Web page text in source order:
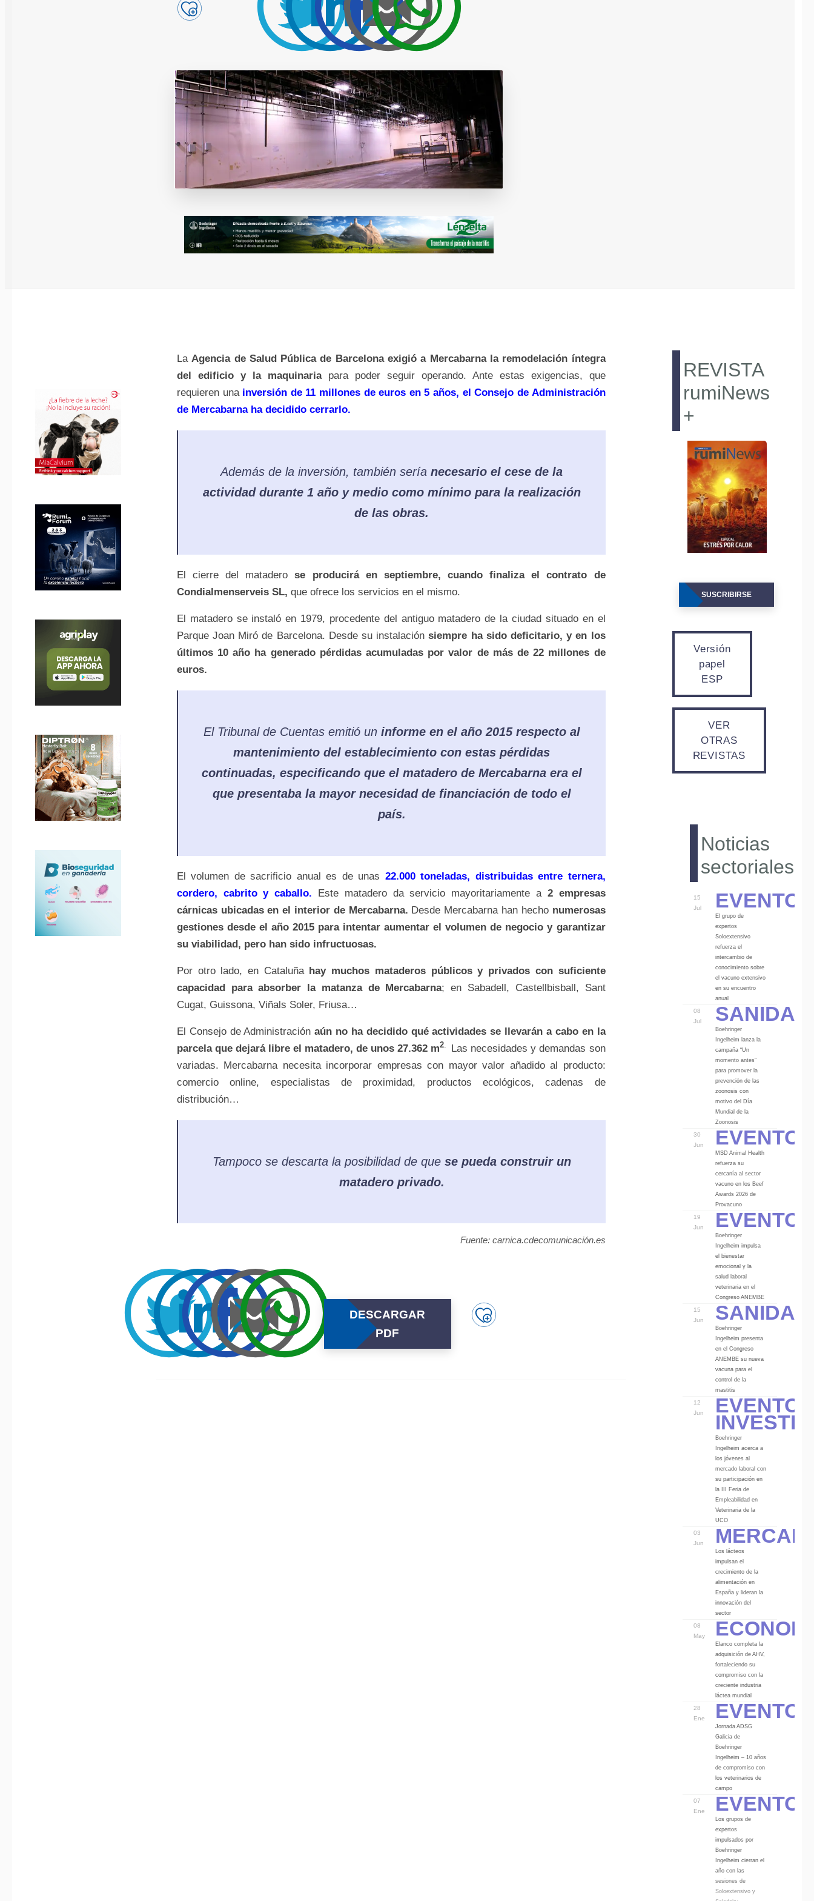
Reproducción y
Sostenibilidad
Equipos
Bioseguridad
Manejo y Bienestar
Patología
Publicidad y
Contactar
Contactar con
rumiNews
LaAgencia de Salud Pública de Barcelona exigió a Mercabarna la remodelación íntegra
del edificio y la maquinariapara poder seguir operando. Ante estas exigencias, que
requieren una inversión de 11 millones de euros en 5 años, el Consejo de Administración
de Mercabarna ha decidido cerrarlo.
Además de la inversión, también sería necesario el cese de la
actividad durante 1 año y medio como mínimo para la realización
de las obras.
El cierre del mataderose producirá en septiembre, cuando finaliza el contrato de
Condialmenserveis SL, que ofrece los servicios en el mismo.
El matadero se instaló en 1979, procedente del antiguo matadero de la ciudad situado en el
Parque Joan Miró de Barcelona. Desde su instalación siempre ha sido deficitario, y en los
últimos 10 año ha generado pérdidas acumuladas por valor de más de 22 millones de
euros.
El Tribunal de Cuentas emitió uninforme en el año 2015 respecto al
mantenimiento del establecimiento con estas pérdidas
continuadas, especificando que el matadero de Mercabarna era el
que presentaba la mayor necesidad de financiación de todo el
país.
El volumen de sacrificio anual es de unas 22.000 toneladas, distribuidas entre ternera,
cordero, cabrito y caballo. Este matadero da servicio mayoritariamente a 2 empresas
cárnicas ubicadas en el interior de Mercabarna. Desde Mercabarna han hecho numerosas
gestiones desde el año 2015 para intentar aumentar el volumen de negocio y garantizar
su viabilidad, pero han sido infructuosas.
Por otro lado, en Cataluña hay muchos mataderos públicos y privados con suficiente
capacidad para absorber la matanza de Mercabarna; en Sabadell, Castellbisball, Sant
Cugat, Guissona, Viñals Soler, Friusa…
El Consejo de Administraciónaún no ha decidido qué actividades se llevarán a cabo en la
parcela que dejará libre el matadero, de unos 27.362 m2. Las necesidades y demandas son
variadas. Mercabarna necesita incorporar empresas con mayor valor añadido al producto:
comercio online, especialistas de proximidad, productos ecológicos, cadenas de
distribución…
Tampoco se descarta la posibilidad de quese pueda construir un
matadero privado.
Fuente: carnica.cdecomunicación.es
DESCARGAR
PDF
REVISTA
rumiNews
+
SUSCRIBIRSE
Versión
papel
ESP
VER
OTRAS
REVISTAS
Noticias
sectoriales
15
Jul
Eventos
El grupo de
expertos
Soloextensivo
refuerza el
intercambio de
conocimiento sobre
el vacuno extensivo
en su encuentro
anual
08
Jul
Sanidad
Boehringer
Ingelheim lanza la
campaña “Un
momento antes”
para promover la
prevención de las
zoonosis con
motivo del Día
Mundial de la
Zoonosis
30
Jun
Eventos
MSD Animal Health
refuerza su
cercanía al sector
vacuno en los Beef
Awards 2026 de
Provacuno
19
Jun
Eventos
Boehringer
Ingelheim impulsa
el bienestar
emocional y la
salud laboral
veterinaria en el
Congreso ANEMBE
15
Jun
Sanidad
Boehringer
Ingelheim presenta
en el Congreso
ANEMBE su nueva
vacuna para el
control de la
mastitis
12
Jun
Eventos
Boehringer
Ingelheim acerca a
los jóvenes al
mercado laboral con
su participación en
la III Feria de
Empleabilidad en
Veterinaria de la
UCO
03
Jun
Los lácteos
impulsan el
crecimiento de la
alimentación en
España y lideran la
innovación del
sector
08
May
Elanco completa la
adquisición de AHV,
fortaleciendo su
compromiso con la
creciente industria
láctea mundial
28
Ene
Eventos
Jornada ADSG
Galicia de
Boehringer
Ingelheim – 10 años
de compromiso con
los veterinarios de
campo
07
Ene
Eventos
Los grupos de
expertos
impulsados por
Boehringer
Ingelheim cierran el
año con las
sesiones de
Soloextensivo y